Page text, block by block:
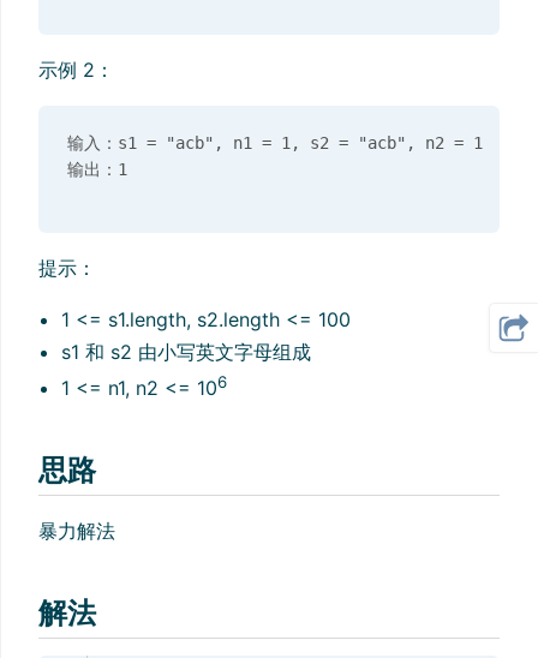
示例 2：
输入：s1 = "acb", n1 = 1, s2 = "acb", n2 = 1
提示：
1 <= s1.length, s2.length <= 100
s1 和 s2 由小写英文字母组成
1 <= n1, n2 <= 106
思路
暴力解法
解法